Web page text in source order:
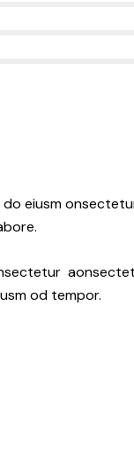
eiusm
od tempor.